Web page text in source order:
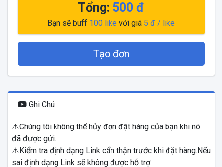
Tổng: 500 đ
Bạn sẽ buff 100 like với giá 5 đ / like
Tạo đơn
Ghi Chú
⚠️Chúng tôi không thể hủy đơn đặt hàng của bạn khi nó
đã được gửi.
⚠️Kiểm tra định dạng Link cẩn thận trước khi đặt hàng.Nếu
sai định dạng Link sẽ không được hỗ trợ.